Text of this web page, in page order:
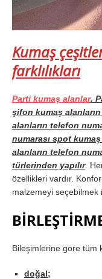
Kumaş
farklılıkları
Parti kumaş alanlar.
şifon kumaş
alanların telefon
numarası spot
alanların telefon
türlerinden yapılır.
özellikleri vardır.
malzemeyi seçebilmek
Bileşimlerine göre tüm
doğal;